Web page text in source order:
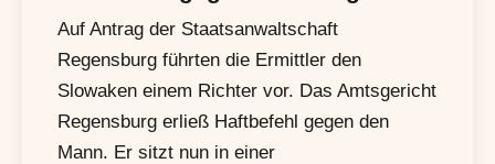
Auf Antrag der Staatsanwaltschaft
Regensburg führten die Ermittler den
Slowaken einem Richter vor. Das Amtsgericht
Regensburg erließ Haftbefehl gegen den
Mann. Er sitzt nun in einer